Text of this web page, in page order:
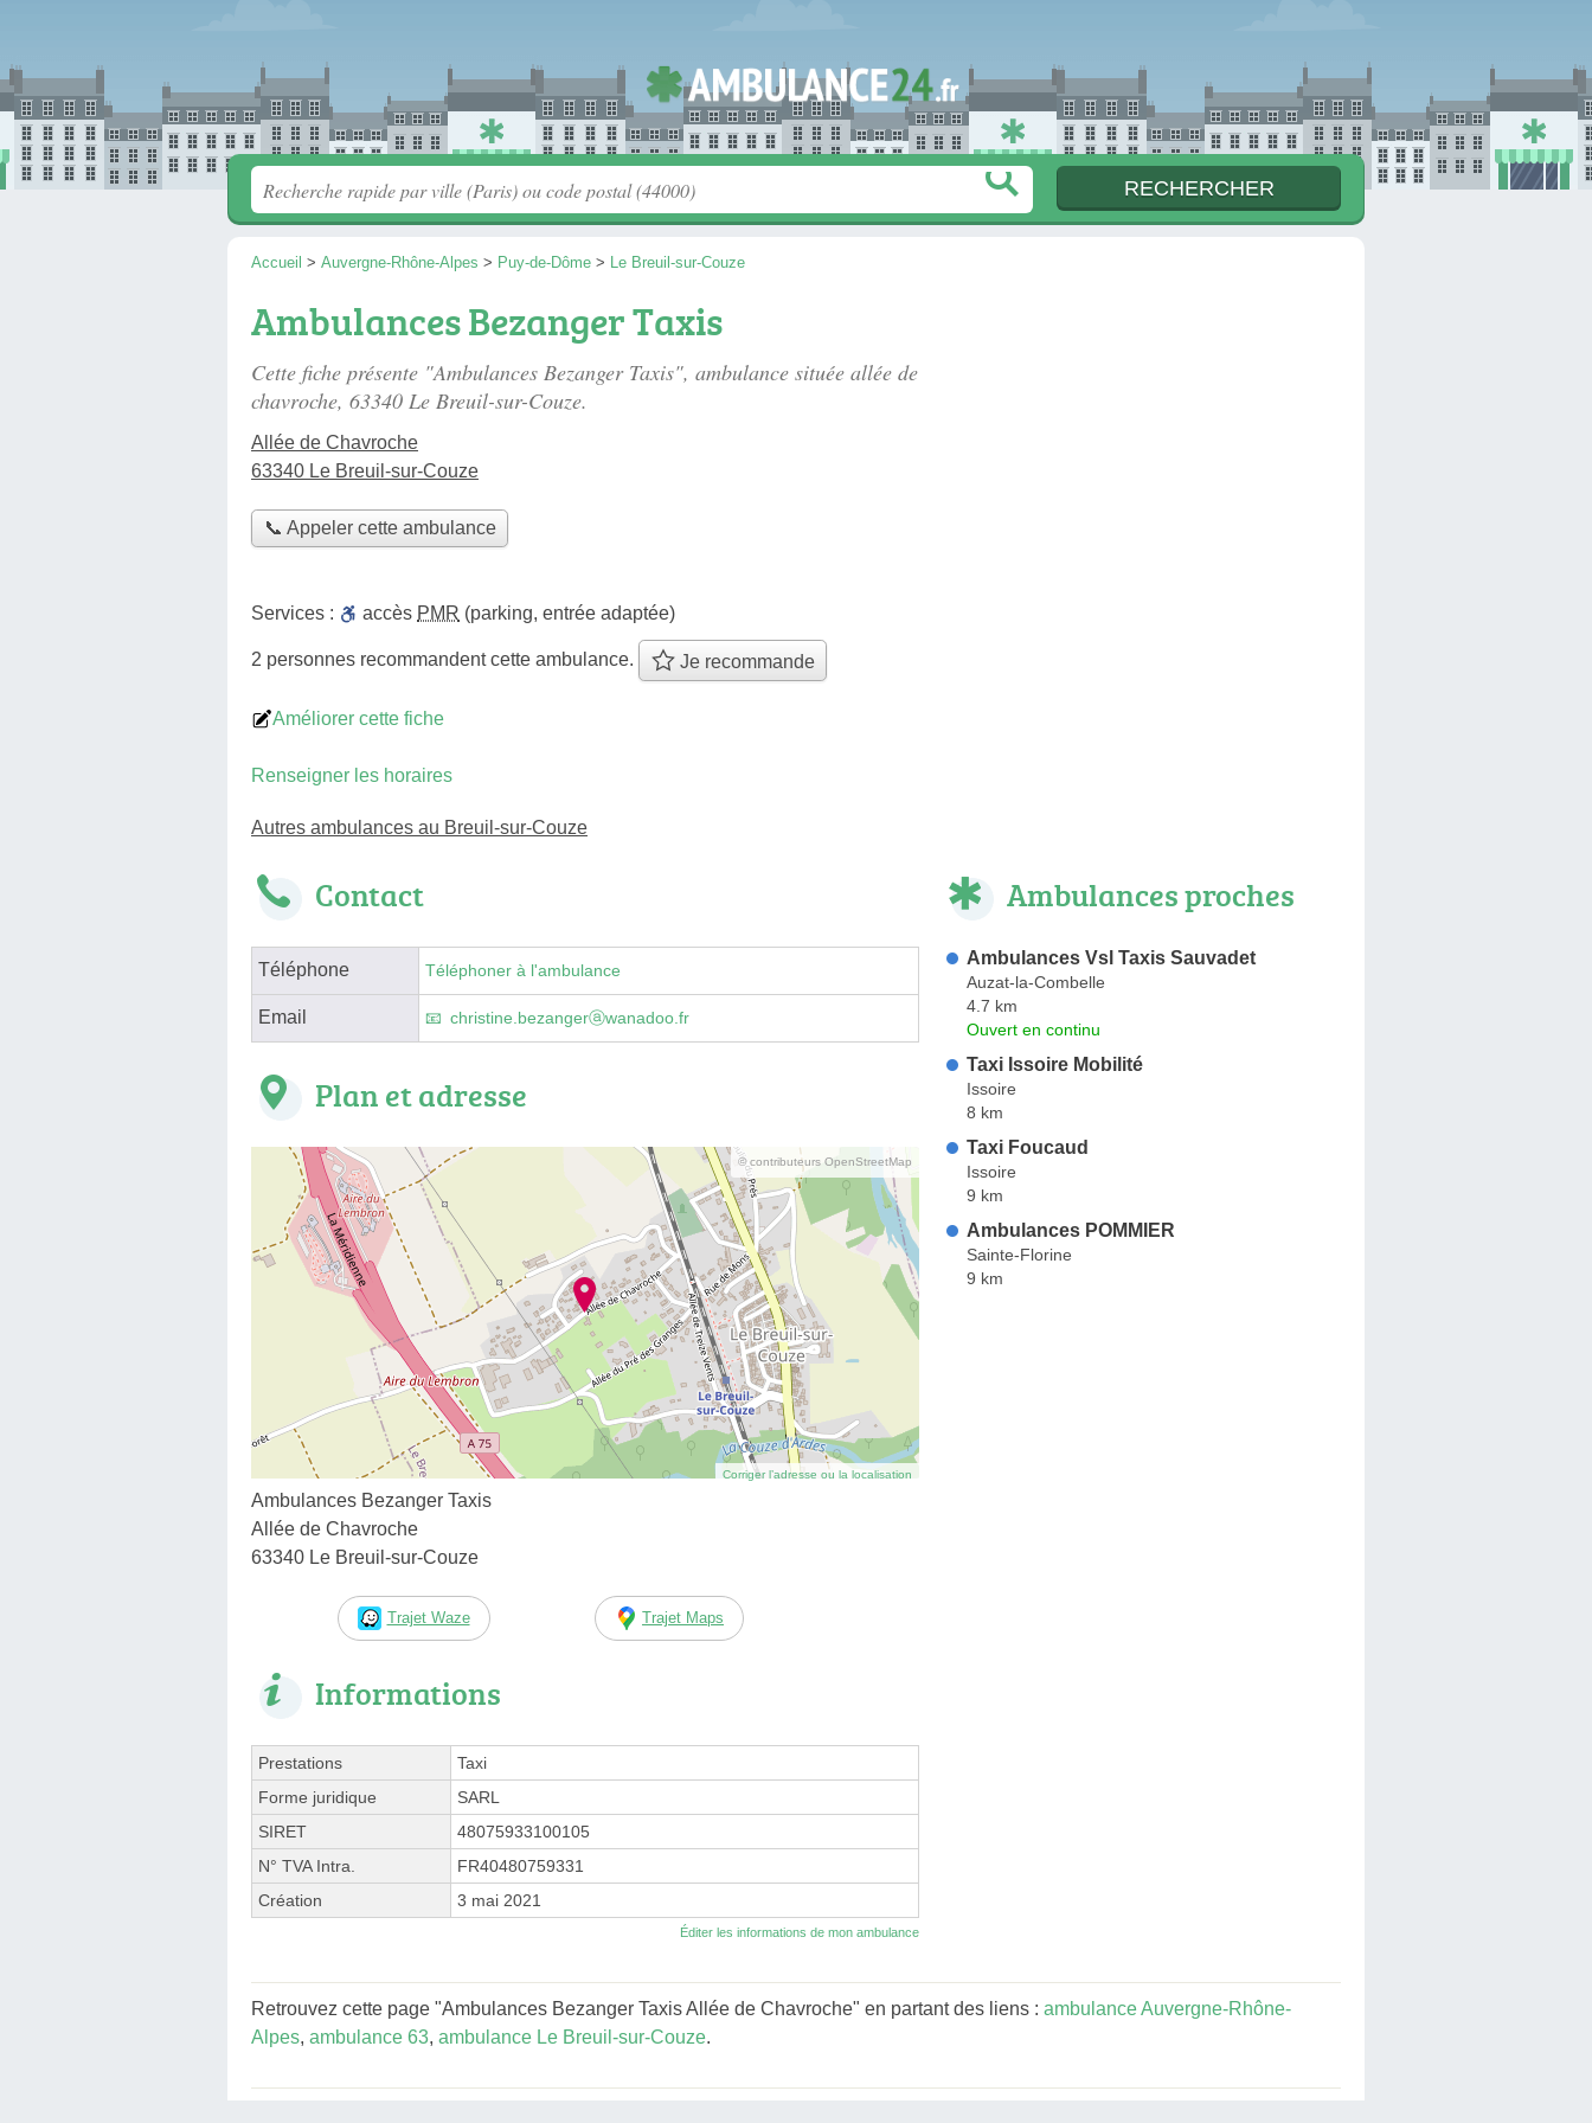
Accueil > Auvergne-Rhône-Alpes > Puy-de-Dôme > Le Breuil-sur-Couze
Ambulances Bezanger Taxis
Cette fiche présente "Ambulances Bezanger Taxis", ambulance située allée de
chavroche, 63340 Le Breuil-sur-Couze.
Allée de Chavroche
63340 Le Breuil-sur-Couze
📞 Appeler cette ambulance
Services : accès PMR (parking, entrée adaptée)
2 personnes recommandentcette ambulance. Je recommande
Améliorer cette fiche
Renseigner les horaires
Autres ambulances au Breuil-sur-Couze
Contact
Téléphone Téléphoner à l'ambulance
Email christine.bezangerⓐwanadoo.fr
Plan et adresse
© contributeurs OpenStreetMap
Corriger l’adresse ou la localisation
Ambulances Bezanger Taxis
Allée de Chavroche
63340 Le Breuil-sur-Couze
Trajet Waze Trajet Maps
Informations
Prestations
Taxi
Forme juridique
SARL
SIRET
48075933100105
N° TVA Intra.
FR40480759331
Création
3 mai 2021
Éditer les informations de mon ambulance
Ambulances proches
Ambulances Vsl Taxis Sauvadet
Auzat-la-Combelle
4.7 km
Ouvert en continu
Taxi Issoire Mobilité
Issoire
8 km
Taxi Foucaud
Issoire
9 km
Ambulances POMMIER
Sainte-Florine
9 km
Retrouvez cette page "Ambulances Bezanger Taxis Allée de Chavroche" en partant des liens : ambulance Auvergne-Rhône-
Alpes, ambulance 63, ambulance Le Breuil-sur-Couze.